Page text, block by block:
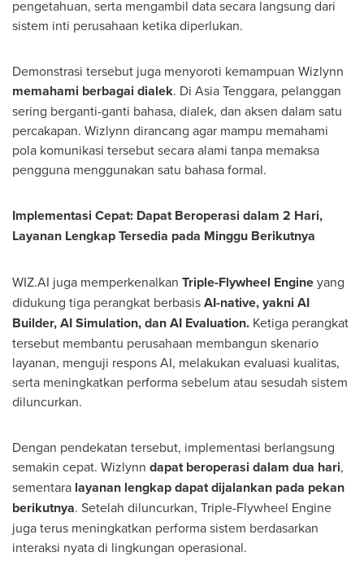
pengetahuan, serta mengambil data secara langsung dari
sistem inti perusahaan ketika diperlukan.
Demonstrasi tersebut juga menyoroti kemampuan Wizlynn
memahami berbagai dialek. Di Asia Tenggara, pelanggan
sering berganti-ganti bahasa, dialek, dan aksen dalam satu
percakapan. Wizlynn dirancang agar mampu memahami
pola komunikasi tersebut secara alami tanpa memaksa
pengguna menggunakan satu bahasa formal.
Implementasi Cepat: Dapat Beroperasi dalam 2 Hari,
Layanan Lengkap Tersedia pada Minggu Berikutnya
WIZ.AI juga memperkenalkan Triple-Flywheel Engineyang
didukung tiga perangkat berbasisAI-native, yakni AI
Builder, AI Simulation, dan AI Evaluation. Ketiga perangkat
tersebut membantu perusahaan membangun skenario
layanan, menguji respons AI, melakukan evaluasi kualitas,
serta meningkatkan performa sebelum atau sesudah sistem
diluncurkan.
Dengan pendekatan tersebut, implementasi berlangsung
semakin cepat. Wizlynn dapat beroperasi dalam dua hari,
sementara layanan lengkap dapat dijalankan pada pekan
berikutnya. Setelah diluncurkan, Triple-Flywheel Engine
juga terus meningkatkan performa sistem berdasarkan
interaksi nyata di lingkungan operasional.